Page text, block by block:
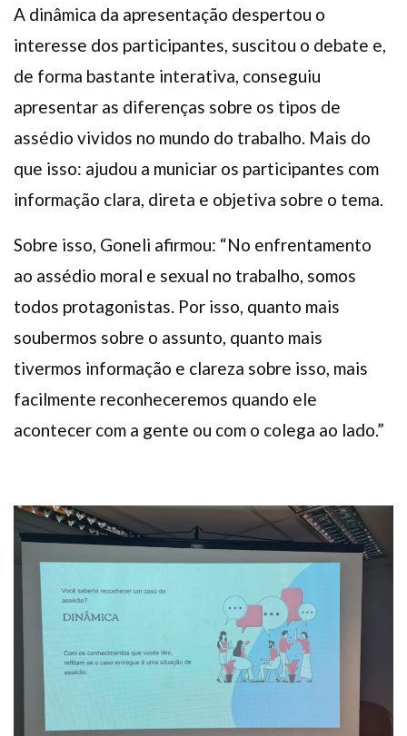
A dinâmica da apresentação despertou o
interesse dos participantes, suscitou o debate e,
de forma bastante interativa, conseguiu
apresentar as diferenças sobre os tipos de
assédio vividos no mundo do trabalho. Mais do
que isso: ajudou a municiar os participantes com
informação clara, direta e objetiva sobre o tema.
Sobre isso, Goneli afirmou: “No enfrentamento
ao assédio moral e sexual no trabalho, somos
todos protagonistas. Por isso, quanto mais
soubermos sobre o assunto, quanto mais
tivermos informação e clareza sobre isso, mais
facilmente reconheceremos quando ele
acontecer com a gente ou com o colega ao lado.”